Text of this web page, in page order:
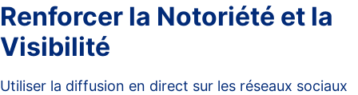
Renforcer la Notoriété et la
Visibilité
Utiliser la diffusion en direct sur les réseaux sociaux